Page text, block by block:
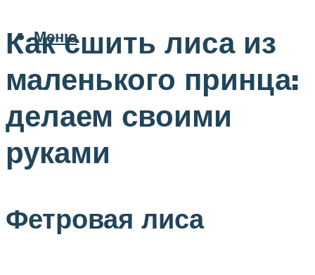
Меню
Как сшить лиса из
маленького принца:
делаем своими
руками
Фетровая лиса